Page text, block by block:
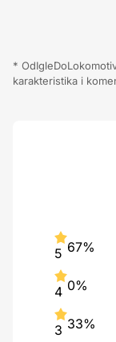
*
karakteristika i
5 67%
4 0%
3 33%